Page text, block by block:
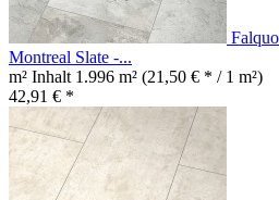
Montreal Slate -...
m² Inhalt 1.996 m² (21,50 € * / 1 m²)
42,91 € *